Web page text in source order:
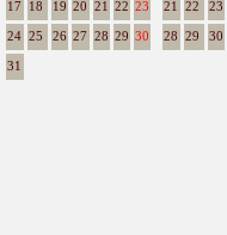
17 18 19 20 21 22 23
24 25 26 27 28 29 30
31
21 22 23
28 29 30